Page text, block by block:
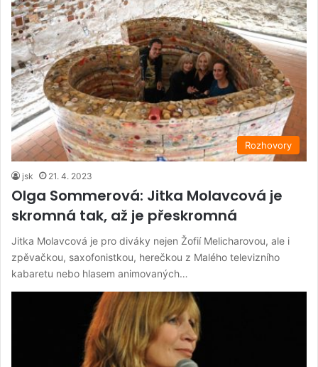
Rozhovory
jsk 21. 4. 2023
Olga Sommerová: Jitka Molavcová je
skromná tak, až je přeskromná
Jitka Molavcová je pro diváky nejen Žofií Melicharovou, ale i
zpěvačkou, saxofonistkou, herečkou z Malého televizního
kabaretu nebo hlasem animovaných…